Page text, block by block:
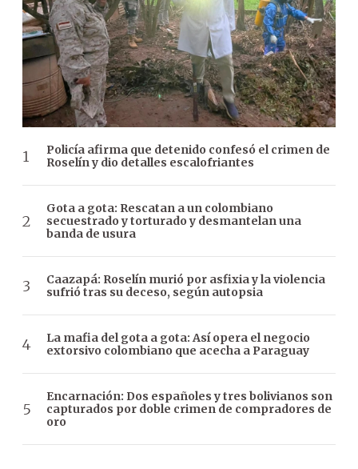
Policía afirma que detenido confesó el crimen de
Roselín y dio detalles escalofriantes
Gota a gota: Rescatan a un colombiano
secuestrado y torturado y desmantelan una
banda de usura
Caazapá: Roselín murió por asfixia y la violencia
sufrió tras su deceso, según autopsia
La mafia del gota a gota: Así opera el negocio
extorsivo colombiano que acecha a Paraguay
Encarnación: Dos españoles y tres bolivianos son
capturados por doble crimen de compradores de
oro